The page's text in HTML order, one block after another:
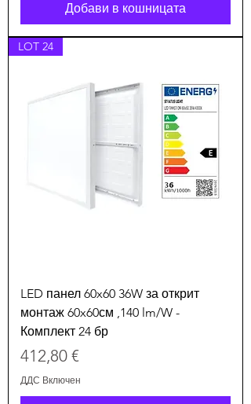
Добави в кошницата
LOT 24
LED панел 60x60 36W за открит
монтаж 60x60см ,140 lm/W -
Комплект 24 бр
Цена
412,80 €
ДДС Включен